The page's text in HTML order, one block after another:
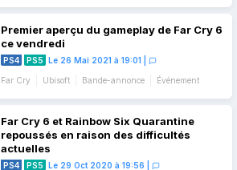
Premier aperçu du gameplay de Far Cry 6
ce vendredi
PS4 PS5 Le 26 Mai 2021 à 19:01
Far Cry Ubisoft Bande-annonce Événement
Far Cry 6 et Rainbow Six Quarantine
repoussés en raison des difficultés
actuelles
PS4 PS5 Le 29 Oct 2020 à 19:56